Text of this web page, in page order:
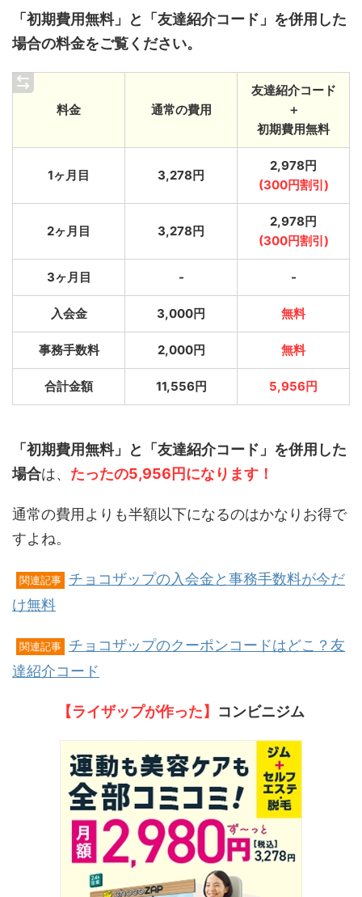
「初期費用無料」と「友達紹介コード」を併用した
場合の料金をご覧ください。
料金 通常の費用
友達紹介コード
＋
初期費用無料
1ヶ月目 3,278円
2,978円
(300円割引)
2ヶ月目 3,278円
2,978円
(300円割引)
3ヶ月目 - -
入会金 3,000円 無料
事務手数料 2,000円 無料
合計金額 11,556円 5,956円
「初期費用無料」と「友達紹介コード」を併用した
場合は、 たったの5,956円になります！
通常の費用よりも半額以下になるのはかなりお得で
すよね。
関連記事
チョコザップの入会金と事務手数料が今だ
け無料
関連記事
チョコザップのクーポンコードはどこ？友
達紹介コード
【ライザップが作った】 コンビニジム